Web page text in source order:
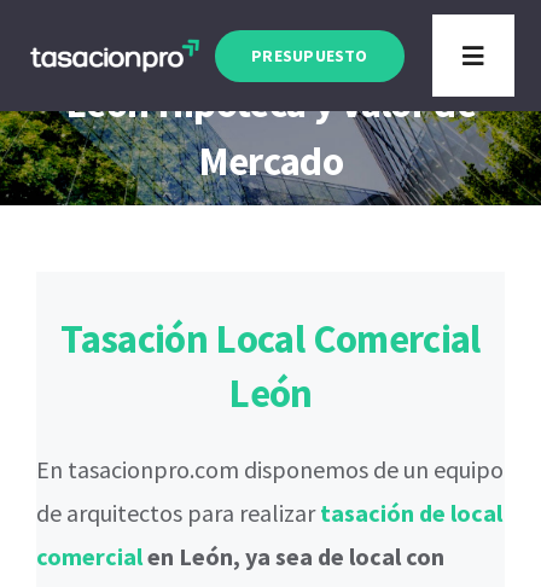
Toggle
Tipo de Inmueble
Finalidad
PRESUPUESTO
Tasación Local Comercial
León Hipoteca y Valor de
Mercado
Tasación Local Comercial
León
En tasacionpro.com disponemos de un equipo
de arquitectos para realizartasación de local
comercialen León, ya sea de local con